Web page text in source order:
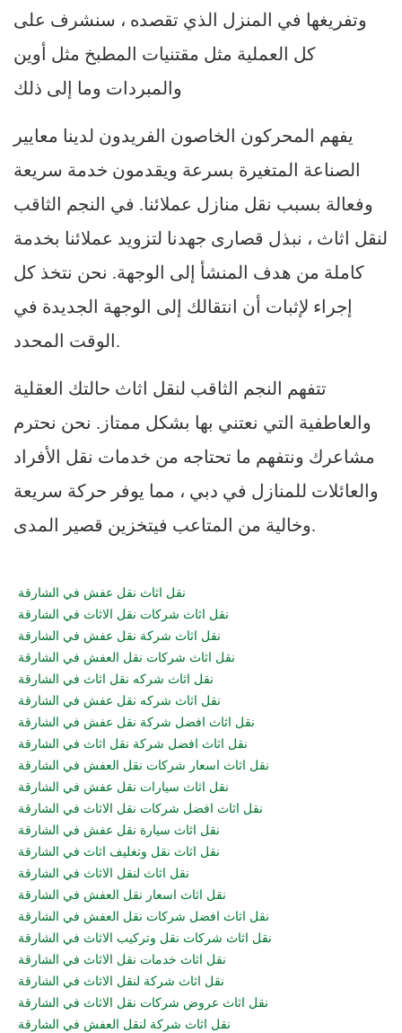
وتفريغها في المنزل الذي تقصده ، سنشرف على
كل العملية مثل مقتنيات المطبخ مثل أوين
والمبردات وما إلى ذلك
يفهم المحركون الخاصون الفريدون لدينا معايير
الصناعة المتغيرة بسرعة ويقدمون خدمة سريعة
وفعالة بسبب نقل منازل عملائنا. في النجم الثاقب
لنقل اثاث ، نبذل قصارى جهدنا لتزويد عملائنا بخدمة
كاملة من هدف المنشأ إلى الوجهة. نحن نتخذ كل
إجراء لإثبات أن انتقالك إلى الوجهة الجديدة في
الوقت المحدد.
تتفهم النجم الثاقب لنقل اثاث حالتك العقلية
والعاطفية التي نعتني بها بشكل ممتاز. نحن نحترم
مشاعرك ونتفهم ما تحتاجه من خدمات نقل الأفراد
والعائلات للمنازل في دبي ، مما يوفر حركة سريعة
وخالية من المتاعب فيتخزين قصير المدى.
نقل اثاث نقل عفش في الشارقة
نقل اثاث شركات نقل الاثاث في الشارقة
نقل اثاث شركة نقل عفش في الشارقة
نقل اثاث شركات نقل العفش في الشارقة
نقل اثاث شركه نقل اثاث في الشارقة
نقل اثاث شركه نقل عفش في الشارقة
نقل اثاث افضل شركة نقل عفش في الشارقة
نقل اثاث افضل شركة نقل اثاث في الشارقة
نقل اثاث اسعار شركات نقل العفش في الشارقة
نقل اثاث سيارات نقل عفش في الشارقة
نقل اثاث افضل شركات نقل الاثاث في الشارقة
نقل اثاث سيارة نقل عفش في الشارقة
نقل اثاث نقل وتغليف اثاث في الشارقة
نقل اثاث لنقل الاثاث في الشارقة
نقل اثاث اسعار نقل العفش في الشارقة
نقل اثاث افضل شركات نقل العفش في الشارقة
نقل اثاث شركات نقل وتركيب الاثاث في الشارقة
نقل اثاث خدمات نقل الاثاث في الشارقة
نقل اثاث شركة لنقل الاثاث في الشارقة
نقل اثاث عروض شركات نقل الاثاث في الشارقة
نقل اثاث شركة لنقل العفش في الشارقة